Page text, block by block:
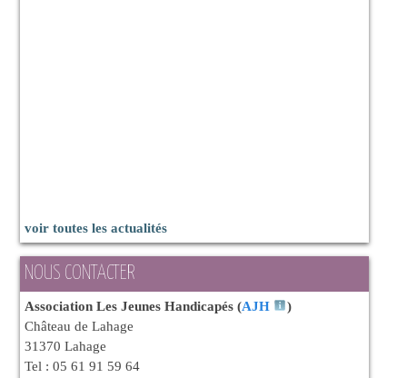
voir toutes les actualités
NOUS CONTACTER
Association Les Jeunes Handicapés (AJH
)
Château de Lahage
31370 Lahage
Tel : 05 61 91 59 64